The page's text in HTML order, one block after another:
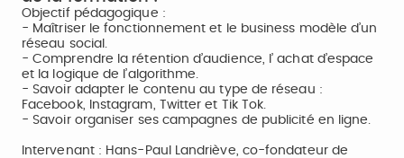
Objectif pédagogique :
- Maîtriser le fonctionnement et le business modèle d’un
réseau social.
- Comprendre la rétention d’audience, l’ achat d’espace
et la logique de l’algorithme.
- Savoir adapter le contenu au type de réseau :
Facebook, Instagram, Twitter et Tik Tok.
- Savoir organiser ses campagnes de publicité en ligne.
Intervenant : Hans-Paul Landriève, co-fondateur de